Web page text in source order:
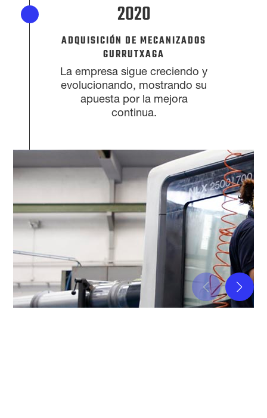
2020
ADQUISICIÓN DE MECANIZADOS
GURRUTXAGA
La empresa sigue creciendo y
evolucionando, mostrando su
apuesta por la mejora
continua.